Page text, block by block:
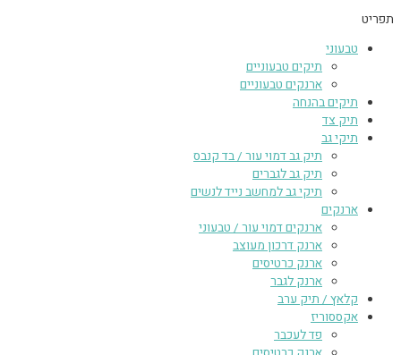
תפריט
טבעוני
תיקים טבעוניים
ארנקים טבעוניים
תיקים בהנחה
תיק צד
תיקי גב
תיק גב דמוי עור / בד קנבס
תיק גב לגברים
תיקי גב למחשב נייד לנשים
ארנקים
ארנקים דמוי עור / טבעוני
ארנק דרכון מעוצב
ארנק כרטיסים
ארנק לגבר
קלאץ / תיק ערב
אקססוריז
פד לעכבר